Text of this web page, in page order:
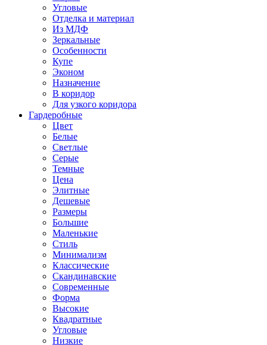
Угловые
Отделка и материал
Из МДФ
Зеркальные
Особенности
Купе
Эконом
Назначение
В коридор
Для узкого коридора
Гардеробные
Цвет
Белые
Светлые
Серые
Темные
Цена
Элитные
Дешевые
Размеры
Большие
Маленькие
Стиль
Минимализм
Классические
Скандинавские
Современные
Форма
Высокие
Квадратные
Угловые
Низкие